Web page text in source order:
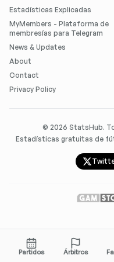
Estadísticas Explicadas
MyMembers - Plataforma de
membresías para Telegram
News & Updates
About
Contact
Privacy Policy
© 2026 StatsHub.
Estadísticas gratuitas de
Partidos Árbitros